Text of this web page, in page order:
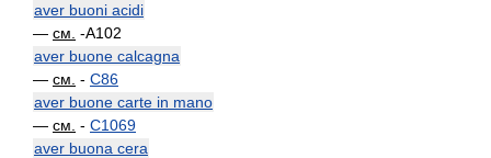
aver buoni acidi
— см. -A102
aver buone calcagna
— см. - C86
aver buone carte in mano
— см. - C1069
aver buona cera